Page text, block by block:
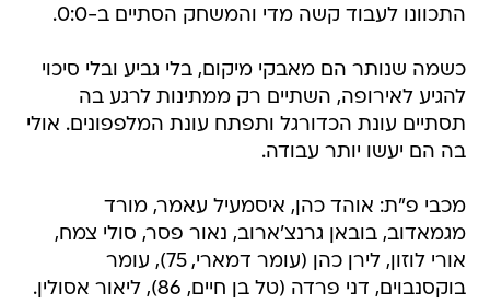
התכוונו לעבוד קשה מדי והמשחק הסתיים ב-0:0.
כשמה שנותר הם מאבקי מיקום, בלי גביע ובלי סיכוי
להגיע לאירופה, השתיים רק ממתינות לרגע בה
תסתיים עונת הכדורגל ותפתח עונת המלפפונים. אולי
בה הם יעשו יותר עבודה.
מכבי פ"ת: אוהד כהן, איסמעיל עאמר, מורד
מגמאדוב, בובאן גרנצ'ארוב, נאור פסר, סולי צמח,
אורי לוזון, לירן כהן (עומר דמארי, 75), עומר
בוקסנבוים, דני פרדה (טל בן חיים, 86), ליאור אסולין.